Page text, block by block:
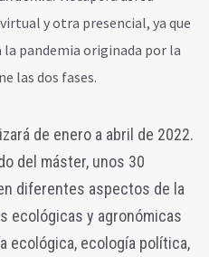
y otra presencial, ya que
pandemia originada por la
las dos fases.
de enero a abril de 2022.
del máster, unos 30
diferentes aspectos de la
ecológicas y agronómicas
ecológica, ecología política,